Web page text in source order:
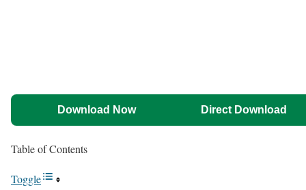
Download Now Direct Download
Table of Contents
Toggle